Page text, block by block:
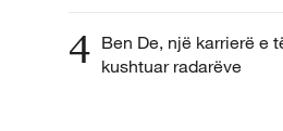
4 Ben De, një karrierë e
kushtuar radarëve